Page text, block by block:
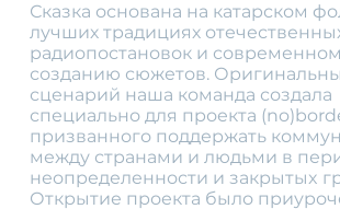
Сказка основана на катарском
лучших традициях
радиопостановок и
созданию сюжетов.
сценарий наша команда создала
специально для проекта
призванного поддержать
между странами и людьми в
неопределенности и закрытыx
Открытие проекта было